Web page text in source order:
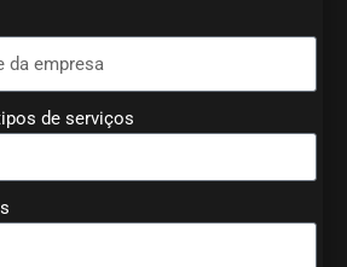
de serviços